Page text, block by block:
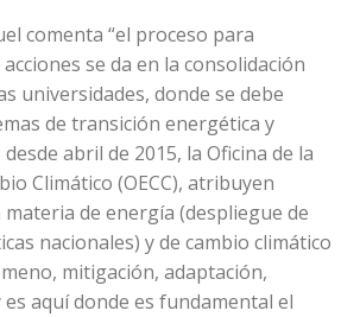
comenta “el proceso para
se da en la consolidación
universidades, donde se debe
de transición energética y
abril de 2015, la Oficina de la
Climático (OECC), atribuyen
de energía (despliegue de
nacionales) y de cambio climático
mitigación, adaptación,
aquí donde es fundamental el